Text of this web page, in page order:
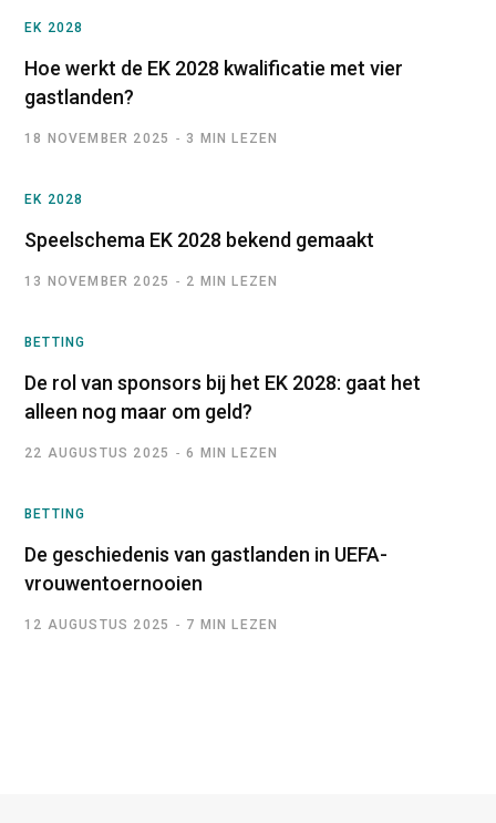
EK 2028
Hoe werkt de EK 2028 kwalificatie met vier
gastlanden?
18 NOVEMBER 2025 3 MIN LEZEN
EK 2028
Speelschema EK 2028 bekend gemaakt
13 NOVEMBER 2025 2 MIN LEZEN
BETTING
De rol van sponsors bij het EK 2028: gaat het
alleen nog maar om geld?
22 AUGUSTUS 2025 6 MIN LEZEN
BETTING
De geschiedenis van gastlanden in UEFA-
vrouwentoernooien
12 AUGUSTUS 2025 7 MIN LEZEN